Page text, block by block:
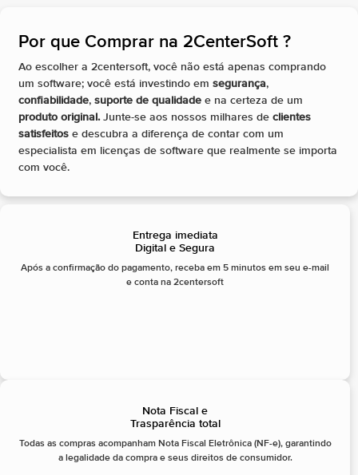
Por que Comprar na 2CenterSoft ?​
Ao escolher a 2centersoft, você não está apenas comprando
um software; você está investindo em segurança,
confiabilidade, suporte de qualidade e na certeza de um
produto original.Junte-se aos nossos milhares de clientes
satisfeitos e descubra a diferença de contar com um
especialista em licenças de software que realmente se importa
com você.
Entrega imediata
Digital e Segura
Após a confirmação do pagamento, receba em 5 minutos em seu e-mail
e conta na 2centersoft
Nota Fiscal e
Trasparência total
Todas as compras acompanham Nota Fiscal Eletrônica (NF-e), garantindo
a legalidade da compra e seus direitos de consumidor.